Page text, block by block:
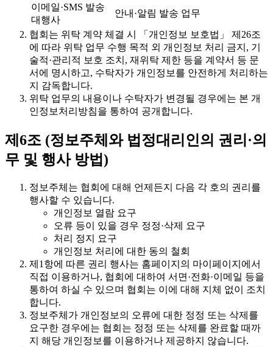
이메일·SMS 발송
대행사
안내·알림 발송 업무
협회는 위탁 계약 체결 시 「개인정보 보호법」 제26조
에 따라 위탁 업무 수행 목적 외 개인정보 처리 금지, 기
술적·관리적 보호 조치, 재위탁 제한 등을 계약서 등 문
서에 명시하고, 수탁자가 개인정보를 안전하게 처리하는
지 감독합니다.
위탁 업무의 내용이나 수탁자가 변경될 경우에는 본 개
인정보처리방침을 통하여 공개합니다.
제6조 (정보주체와 법정대리인의 권리·의
무 및 행사 방법)
정보주체는 협회에 대해 언제든지 다음 각 호의 권리를
행사할 수 있습니다.
개인정보 열람 요구
오류 등이 있을 경우 정정·삭제 요구
처리 정지 요구
개인정보 처리에 대한 동의 철회
제1항에 따른 권리 행사는 홈페이지의 마이페이지에서
직접 이용하거나, 협회에 대하여 서면·전화·이메일 등을
통하여 하실 수 있으며 협회는 이에 대해 지체 없이 조치
합니다.
정보주체가 개인정보의 오류에 대한 정정 또는 삭제를
요구한 경우에는 협회는 정정 또는 삭제를 완료할 때까
지 해당 개인정보를 이용하거나 제공하지 않습니다.